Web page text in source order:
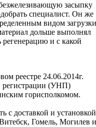
засыпку
специалист. Он же
видом загрузки
дольше выполнял
и с какой
реестре 24.06.2014г.
регистрации (УНП)
горисполкомом.
с доставкой и установкой
Гомель, Могилев и